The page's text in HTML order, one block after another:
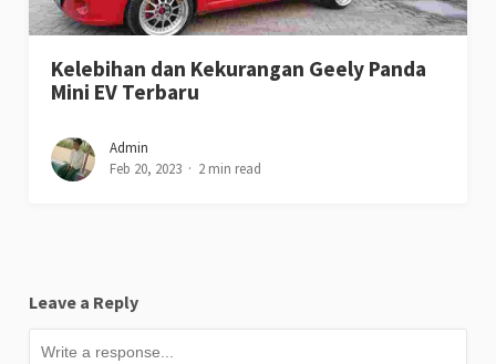
Kelebihan dan Kekurangan Geely Panda
Mini EV Terbaru
Admin
Feb 20, 2023
2 min read
Leave a Reply